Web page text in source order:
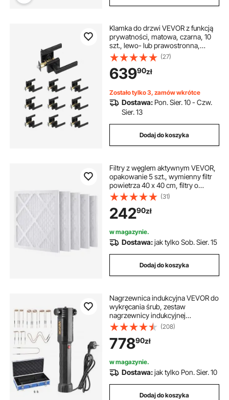
Klamka do drzwi VEVOR z funkcją
prywatności, matowa, czarna, 10
szt., lewo- lub prawostronna,
odwracalna, z blokadą, obrót o 45°,
kwadratowe okucia do drzwi do
sypialni i łazienki
(27)
63990zł
Zostało tylko 3, zamów wkrótce
Dostawa: Pon. Sier. 10 - Czw.
Sier. 13
Dodaj do koszyka
Filtry z węglem aktywnym VEVOR,
opakowanie 5 szt., wymienny filtr
powietrza 40 x 40 cm, filtry o
wysokiej wydajności poziomu 1,
kompatybilne z BlueDri i
oczyszczaczem powietrza VEVOR,
sprzęt do usuwania szkód
wyrządzonych przez wodę
(31)
24290zł
w magazynie.
Dostawa:jak tylko Sob. Sier. 15
Dodaj do koszyka
Nagrzewnica indukcyjna VEVOR do
wykręcania śrub, zestaw
nagrzewnicy indukcyjnej
magnetycznej 1100 W, nagrzewnica
do wykręcania zardzewiałych śrub,
narzędzia do naprawy w
warsztacie samochodowym z 10
cewkami
(208)
77890zł
w magazynie.
Dostawa:jak tylko Pon. Sier. 10
Dodaj do koszyka